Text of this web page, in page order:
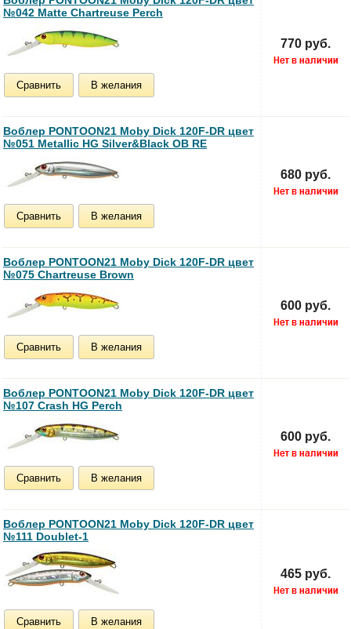
№042 Matte Chartreuse Perch
Сравнить В желания
770 руб.
Воблер PONTOON21 Moby Dick 120F-DR цвет
№051 Metallic HG Silver&Black OB RE
Сравнить В желания
680 руб.
Воблер PONTOON21 Moby Dick 120F-DR цвет
№075 Chartreuse Brown
Сравнить В желания
600 руб.
Воблер PONTOON21 Moby Dick 120F-DR цвет
№107 Crash HG Perch
Сравнить В желания
600 руб.
Воблер PONTOON21 Moby Dick 120F-DR цвет
№111 Doublet-1
Сравнить В желания
465 руб.